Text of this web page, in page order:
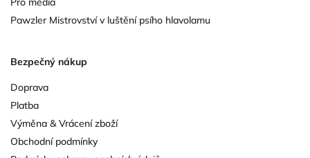
Pawzler Mistrovství v luštění psího hlavolamu
Bezpečný nákup
Doprava
Platba
Výměna & Vrácení zboží
Obchodní podmínky